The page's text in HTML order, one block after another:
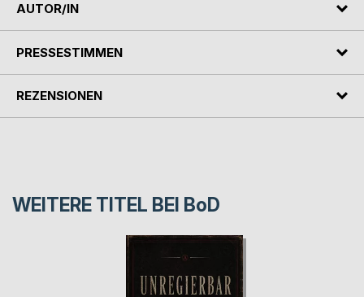
AUTOR/IN
PRESSESTIMMEN
REZENSIONEN
WEITERE TITEL BEI BoD